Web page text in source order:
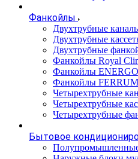
Фанкойлы
Двухтрубные
Двухтрубные
Двухтрубные
Фанкойлы Royal
Фанкойлы
Фанкойлы FERRUM
Четырехтрубные
Четырехтрубные
Четырехтрубные
Бытовое